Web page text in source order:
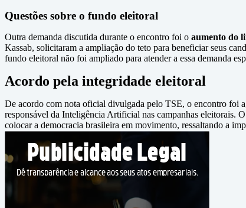
Questões sobre o fundo eleitoral
Outra demanda discutida durante o encontro foi o aumento do
Kassab, solicitaram a ampliação do teto para beneficiar seus
fundo eleitoral não foi ampliado para atender a essa demanda
Acordo pela integridade eleitoral
De acordo com nota oficial divulgada pelo TSE, o encontro foi
responsável da Inteligência Artificial nas campanhas eleitorais.
colocar a democracia brasileira em movimento, ressaltando a